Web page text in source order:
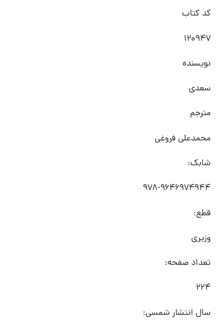
کد کتاب
120947
نویسنده
سعدی
مترجم
محمدعلی فروغی
شابک:
978-9646974944
قطع:
وزیری
تعداد صفحه:
224
سال انتشار شمسی: